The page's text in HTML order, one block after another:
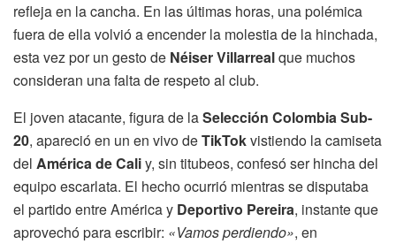
refleja en la cancha. En las últimas horas, una polémica
fuera de ella volvió a encender la molestia de la hinchada,
esta vez por un gesto de Néiser Villarrealque muchos
consideran una falta de respeto al club.
El joven atacante, figura de laSelección Colombia Sub-
20, apareció en un en vivo deTikTokvistiendo la camiseta
del América de Caliy, sin titubeos, confesó ser hincha del
equipo escarlata. El hecho ocurrió mientras se disputaba
el partido entre América y Deportivo Pereira, instante que
aprovechó para escribir: «Vamos perdiendo», en